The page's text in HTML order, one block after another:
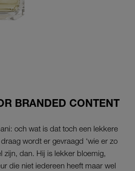
BRANDED CONTENT
och wat is dat toch een lekkere
wordt er gevraagd ‘wie er zo
zijn, dan. Hij is lekker bloemig,
die niet iedereen heeft maar wel